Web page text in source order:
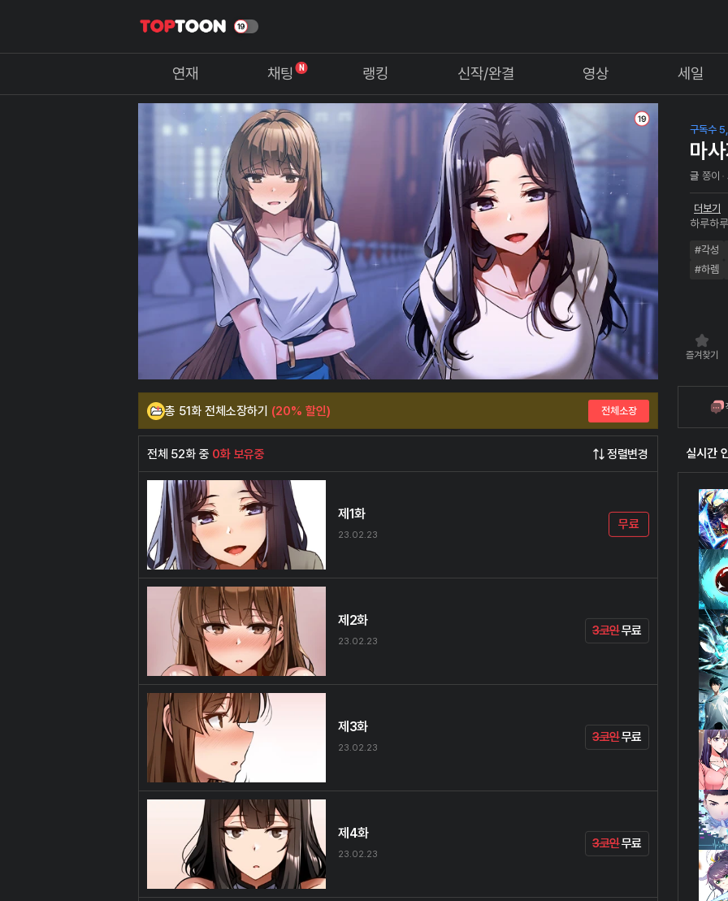
연재 채팅 N 랭킹 신작/완결 영상 세일
구독수
마
글 쫑이
더보기
하루하
현에게
의 마
#각성
#하렘
즐겨찾기
실시간
총 51화 전체소장하기 (20% 할인) 전체소장
전체 52화 중 0화 보유중 정렬변경
제1화
23.02.23
무료
제2화
23.02.23
3코인무료
제3화
23.02.23
3코인무료
제4화
23.02.23
3코인무료